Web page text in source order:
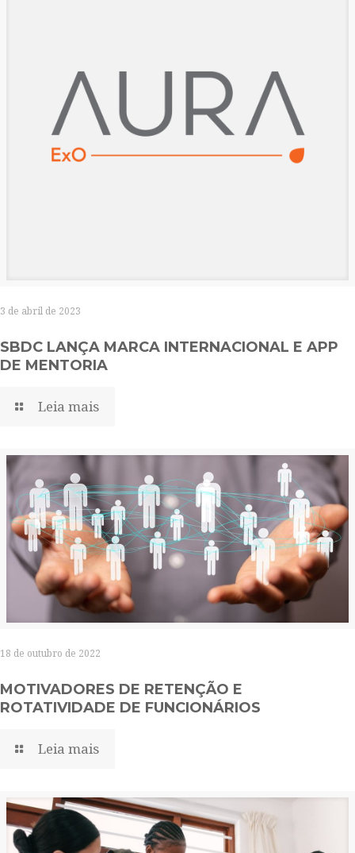
3 de abril de 2023
SBDC LANÇA MARCA INTERNACIONAL E APP
DE MENTORIA
Leia mais
18 de outubro de 2022
MOTIVADORES DE RETENÇÃO E
ROTATIVIDADE DE FUNCIONÁRIOS
Leia mais